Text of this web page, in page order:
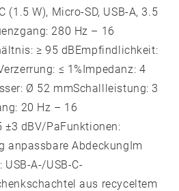
(1.5 W), Micro-SD, USB-A, 3.5
280 Hz – 16
≥ 95 dBEmpfindlichkeit:
≤ 1%Impedanz: 4
Ø 52 mmSchallleistung: 3
20 Hz – 16
dBV/PaFunktionen:
anpassbare AbdeckungIm
A-/USB-C-
aus recyceltem